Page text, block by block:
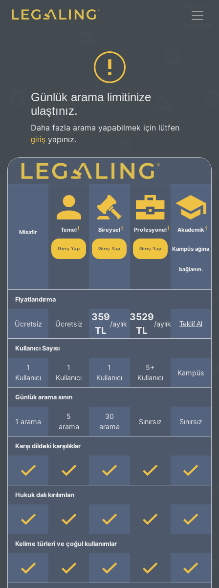
Günlük arama limitinize
ulaştınız.
Daha fazla arama yapabilmek için lütfen
giriş yapınız.
Misafir Temel
Giriş Yap
Bireysel
Giriş Yap
Profesyonel
Giriş Yap
Akademik
Kampüs ağına
bağlanın.
Fiyatlandırma
Ücretsiz Ücretsiz
359
TL
/aylık
3529
TL
/aylık Teklif Al
Kullanıcı Sayısı
1
Kullanıcı
1
Kullanıcı
1
Kullanıcı
5+
Kullanıcı
Kampüs
Günlük arama sınırı
1 arama
5
arama
30
arama
Sınırsız Sınırsız
Karşı dildeki karşılıklar
Hukuk dalı kırılımları
Kelime türleri ve çoğul kullanımlar